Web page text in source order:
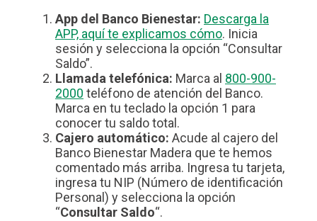
App del Banco Bienestar: Descarga la
APP, aquí te explicamos cómo. Inicia
sesión y selecciona la opción “Consultar
Saldo”.
Llamada telefónica: Marca al 800-900-
2000 teléfono de atención del Banco.
Marca en tu teclado la opción 1 para
conocer tu saldo total.
Cajero automático: Acude al cajero del
Banco Bienestar Madera que te hemos
comentado más arriba. Ingresa tu tarjeta,
ingresa tu NIP (Número de identificación
Personal) y selecciona la opción
“Consultar Saldo“.